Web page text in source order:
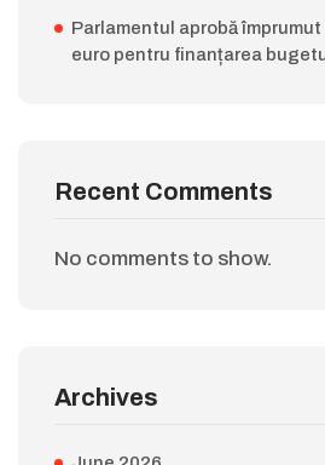
Parlamentul aprobă
euro pentru finanțarea
Recent Comments
No comments to show.
Archives